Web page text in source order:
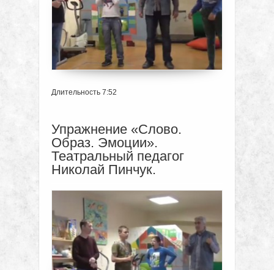
Длительность 7:52
Упражнение «Слово.
Образ. Эмоции».
Театральный педагог
Николай Пинчук.